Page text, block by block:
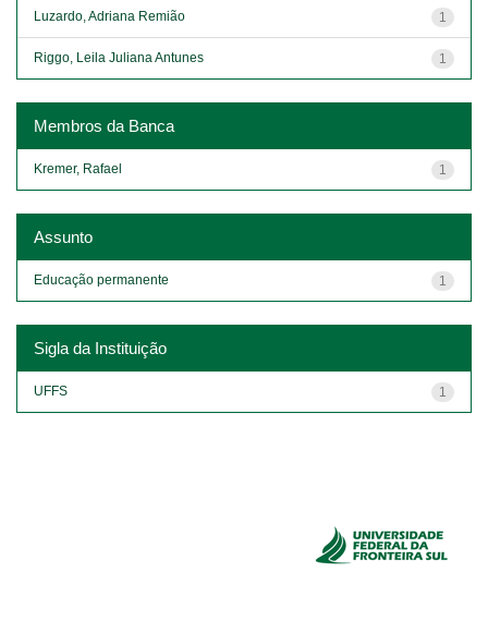
1
Luzardo, Adriana Remião
1
Riggo, Leila Juliana Antunes
Membros da Banca
1
Kremer, Rafael
Assunto
1
Educação permanente
Sigla da Instituição
1
UFFS